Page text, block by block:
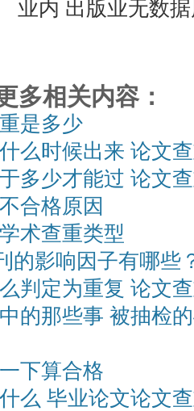
多相关内容：
是多少
么时候出来 论文
多少才能过 论文
合格原因
术查重类型
的影响因子有哪些
判定为重复 论文
的那些事 被抽检
下算合格
么 毕业论文论文